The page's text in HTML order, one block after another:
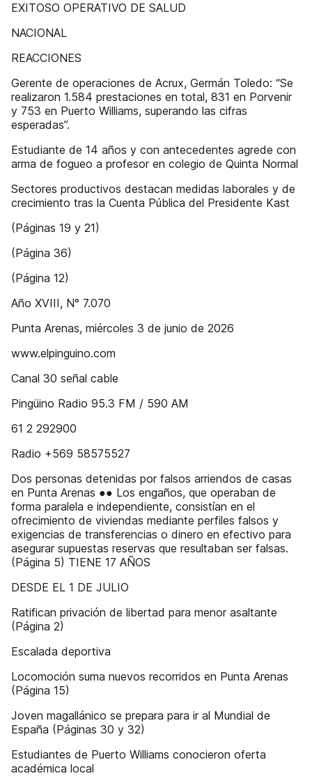
EXITOSO OPERATIVO DE SALUD
NACIONAL
REACCIONES
Gerente de operaciones de Acrux, Germán Toledo: “Se
realizaron 1.584 prestaciones en total, 831 en Porvenir
y 753 en Puerto Williams, superando las cifras
esperadas”.
Estudiante de 14 años y con antecedentes agrede con
arma de fogueo a profesor en colegio de Quinta Normal
Sectores productivos destacan medidas laborales y de
crecimiento tras la Cuenta Pública del Presidente Kast
(Páginas 19 y 21)
(Página 36)
(Página 12)
Año XVIII, N° 7.070
Punta Arenas, miércoles 3 de junio de 2026
www.elpinguino.com
Canal 30 señal cable
Pingüino Radio 95.3 FM / 590 AM
61 2 292900
Radio +569 58575527
Dos personas detenidas por falsos arriendos de casas
en Punta Arenas ●● Los engaños, que operaban de
forma paralela e independiente, consistían en el
ofrecimiento de viviendas mediante perfiles falsos y
exigencias de transferencias o dinero en efectivo para
asegurar supuestas reservas que resultaban ser falsas.
(Página 5) TIENE 17 AÑOS
DESDE EL 1 DE JULIO
Ratifican privación de libertad para menor asaltante
(Página 2)
Escalada deportiva
Locomoción suma nuevos recorridos en Punta Arenas
(Página 15)
Joven magallánico se prepara para ir al Mundial de
España (Páginas 30 y 32)
Estudiantes de Puerto Williams conocieron oferta
académica local